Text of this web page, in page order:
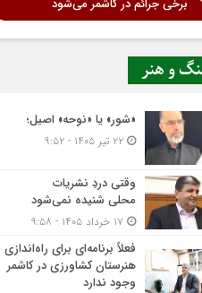
و هنر
«شور» یا «نوحه» اصیل؛
وقتی دردِ نشریات
محلی شنیده نمی‌شود
فعلاً برنامه‌ای برای راه‌اندازی
هنرستان کشاورزی در کاشمر
وجود ندارد